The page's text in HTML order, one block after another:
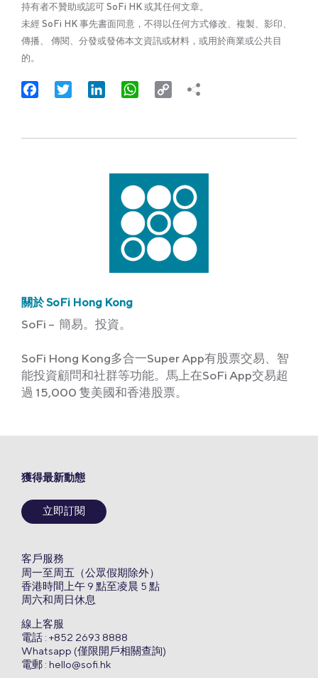
持有者不贊助或認可 SoFi HK 或其任何文章。
未經 SoFi HK 事先書面同意，不得以任何方式修改、複製、影印、
傳播、 傳閱、分發或發佈本文資訊或材料，或用於商業或公共目
的。
FacebookTwitter LinkedInWhatsApp
Copy
關於 SoFi Hong Kong
SoFi – 簡易。投資。
SoFi Hong Kong多合一Super App有股票交易、智
能投資顧問和社群等功能。馬上在SoFi App交易超
過 15,000 隻美國和香港股票。
獲得最新動態
立即訂閱
客戶服務
周一至周五（公眾假期除外）
香港時間上午 9 點至凌晨 5 點
周六和周日休息
線上客服
電話 : +852 2693 8888
Whatsapp (僅限開戶相關查詢)
電郵 : hello@sofi.hk